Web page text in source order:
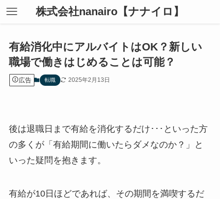
株式会社nanairo【ナナイロ】
有給消化中にアルバイトはOK？新しい
職場で働きはじめることは可能？
広告 転職 2025年2月13日
後は退職日まで有給を消化するだけ･･･といった方
の多くが「有給期間に働いたらダメなのか？」と
いった疑問を抱きます。
有給が10日ほどであれば、その期間を満喫するだ